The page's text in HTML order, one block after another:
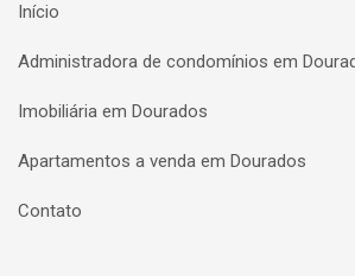
Início
Administradora de condomínios em
Imobiliária em Dourados
Apartamentos a venda em Dourados
Contato